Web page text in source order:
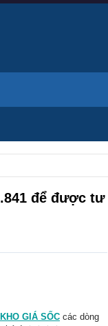
để được tư
GIÁ SỐC các dòng